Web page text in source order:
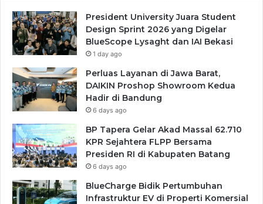
President University Juara Student
Design Sprint 2026 yang Digelar
BlueScope Lysaght dan IAI Bekasi
1 day ago
Perluas Layanan di Jawa Barat,
DAIKIN Proshop Showroom Kedua
Hadir di Bandung
6 days ago
BP Tapera Gelar Akad Massal 62.710
KPR Sejahtera FLPP Bersama
Presiden RI di Kabupaten Batang
6 days ago
BlueCharge Bidik Pertumbuhan
Infrastruktur EV di Properti Komersial